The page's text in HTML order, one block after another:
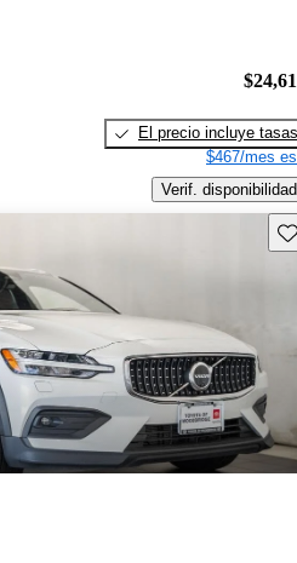
El precio incluye tasas
$467/mes
Verif. disponibilidad